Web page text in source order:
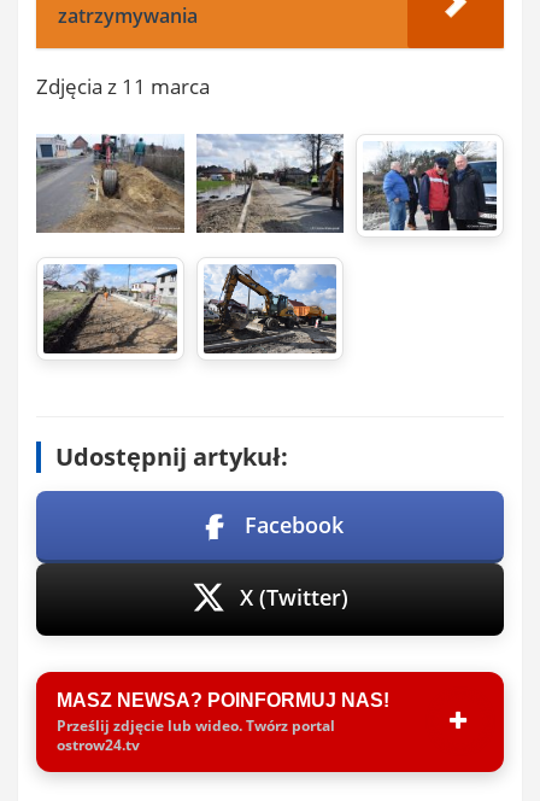
zatrzymywania
Zdjęcia z 11 marca
Udostępnij artykuł:
Facebook
X (Twitter)
MASZ NEWSA? POINFORMUJ NAS!
Prześlij zdjęcie lub wideo. Twórz portal
ostrow24.tv